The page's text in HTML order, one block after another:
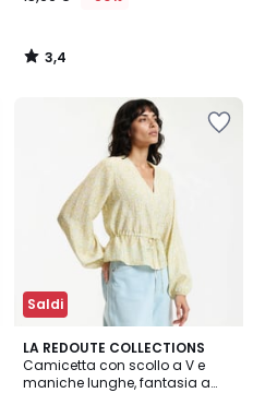
3,4
/
Saldi
LA REDOUTE COLLECTIONS
Camicetta con scollo a V e
maniche lunghe, fantasia a
5
/
5